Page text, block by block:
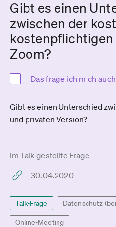
Gibt es einen
zwischen der
kostenpflichtigen
Zoom?
Das frage ich mich auch
Gibt es einen Unterschied
und privaten Version?
Im Talk gestellte Frage
30.04.2020
Talk-Frage Datenschutz
Online-Meeting